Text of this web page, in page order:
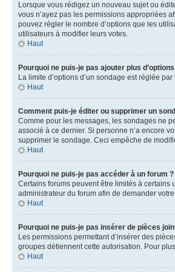
Lorsque vous rédigez un nouveau sujet ou
vous n’ayez pas les permissions appropriées
pouvez régler le nombre d’options que les
utilisateurs à modifier leurs votes.
Haut
Pourquoi ne puis-je pas ajouter plus
La limite d’options d’un sondage est réglée
Haut
Comment puis-je éditer ou supprimer un
Comme pour les messages, les sondages ne
associé à ce dernier. Si personne n’a encore
supprimer le sondage. Ceci empêche de
Haut
Pourquoi ne puis-je pas accéder à un forum ?
Certains forums peuvent être limités à certains
administrateur du forum afin de demander
Haut
Pourquoi ne puis-je pas insérer de pièces
Les permissions permettant d’insérer des
groupes détiennent cette autorisation. Pour
Haut